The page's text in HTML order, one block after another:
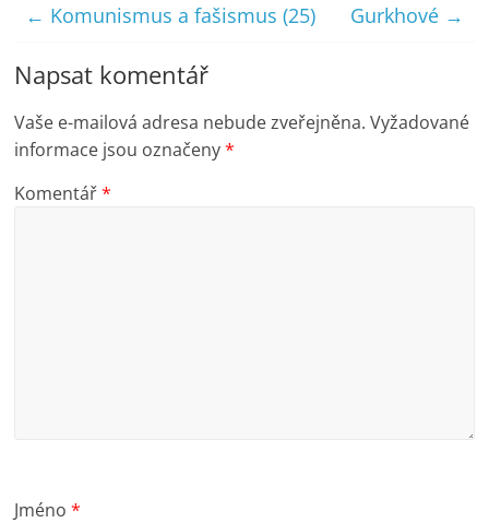
← Komunismus a fašismus (25) Gurkhové →
Napsat komentář
Vaše e-mailová adresa nebude zveřejněna. Vyžadované
informace jsou označeny*
Komentář*
Jméno*